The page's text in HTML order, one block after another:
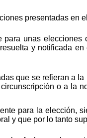
presentadas en
unas elecciones
y notificada
que se refieran a
o a la
para la elección,
y que por lo tanto